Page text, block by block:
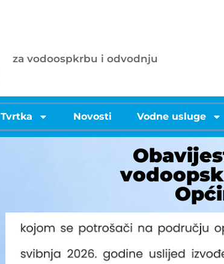
za vodoospkrbu i odvodnju
Tvrtka Novosti Vodne usluge